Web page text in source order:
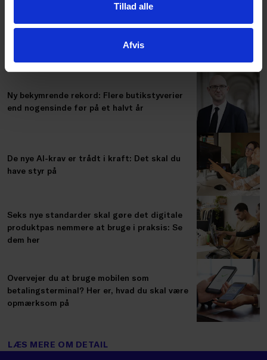
Tillad alle
Afvis
Forbud mod destruktion af usolgte tekstiler
Ny bekymrende rekord: Flere butikstyverier
end nogensinde før på et halvt år
De nye AI-krav er trådt i kraft: Det skal du
have styr på
Seks nye standarder skal gøre det digitale
produktpas nemmere at bruge i praksis: Se
dem her
Overvejer du at bruge mobilen som
betalingsterminal? Her er, hvad du skal være
opmærksom på
LÆS MERE OM DETAIL